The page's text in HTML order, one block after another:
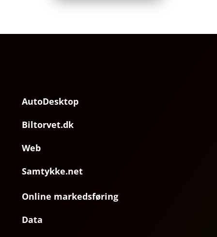
AutoDesktop
Biltorvet.dk
Web
Samtykke.net
Online markedsføring
Data